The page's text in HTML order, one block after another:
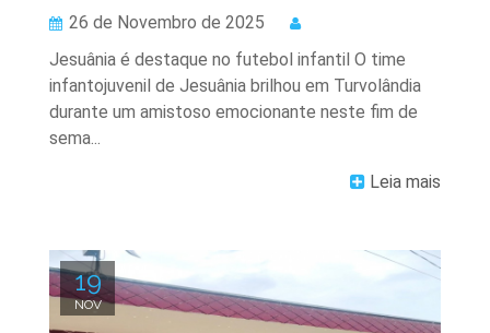
26 de Novembro de 2025
Jesuânia é destaque no futebol infantil O time
infantojuvenil de Jesuânia brilhou em Turvolândia
durante um amistoso emocionante neste fim de
sema...
Leia mais
19
NOV